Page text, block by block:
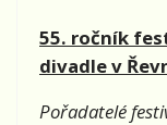
55. ročník
divadle v
Pořadatelé